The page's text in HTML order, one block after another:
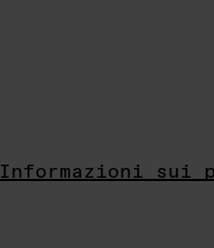
Informazioni sui